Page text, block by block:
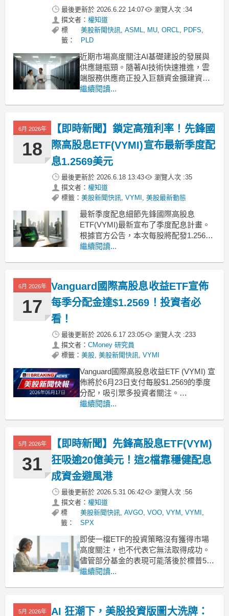
最後更新於 2026.6.22 14:07 瀏覽人次 :34
撰文者： 權知道
標
籤：
美股新聞快訊, ASML, MU, ORCL, PDFS,
PLD
近期市場高度關注AI基礎建設的發展與
供應鏈瓶頸。隨著AI技術快速推進，雲
端服務供應商正投入巨額資金擴建資料
中心。甲骨文(ORCL)最新公布的財報顯
告未來資本支出將大幅增加，導致股價
在盤前出現雙位數回跌。甲骨文(ORCL)
資本支出
繼續閱讀...
6月 2026年
18
【即時新聞】鎖定高殖利率！先鋒國
際高股息ETF(VYMI)宣布最新季度配
息1.2569美元
最後更新於 2026.6.18 13:43 瀏覽人次 :35
撰文者： 權知道
標籤： 美股新聞快訊, VYMI , 美股最新動態
最新季度配息細節先鋒國際高股息
ETF(VYMI)最新宣布了季度配息計畫。
根據官方公告，本次每股將配發1.2569
美元的現金股利，為追求穩定收益的市
該ETF將除息日訂於6月18日，這意味著
投資人必須在除息日之前買進並持有，
才能享有本次
繼續閱讀...
6月 2026年
17
Vanguard國際高股息收益ETF宣佈
每季分配金達$1.2569！投資者必
看！
最後更新於 2026.6.17 23:05 瀏覽人次 :233
撰文者： CMoney 研究員
標籤： 美股, 美股新聞快訊, VYMI
Vanguard國際高股息收益ETF (VYMI) 宣
佈將於6月23日支付每股$1.2569的季度
分配，吸引眾多投資者關注。
.badgeprice-container {
gap: 1rem !importan
繼續閱讀...
5月 2026年
31
【即時新聞】先鋒高股息ETF(VYM)
狂吸逾20億美元！這2檔靠穩健配息
成資金避風港
最後更新於 2026.5.31 06:42 瀏覽人次 :56
撰文者： 權知道
標
籤：
美股新聞快訊,AVGO,VOO,VYM ,VYMI ,
SPX
即使一檔ETF的投資策略沒有獲得市場
高度關注，也不代表它無法取得成功。
儘管部分基金的表現可能落後於標普500
指數(SPX)，但依然能吸引數十億美元的
線投資人的重鎮，這群採取買進並持有
策略的投資人，使得資金流入在各種市
繼續閱讀...
5月 2026年 AI 狂潮下，美股投資版圖大洗牌：